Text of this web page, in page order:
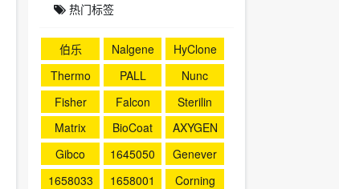
热门标签
伯乐 Nalgene
HyClone
Thermo
PALL
Nunc
Fisher
Falcon
Sterilin
Matrix
BioCoat
AXYGEN
Gibco
1645050
Genever
1658033
1658001
Corning